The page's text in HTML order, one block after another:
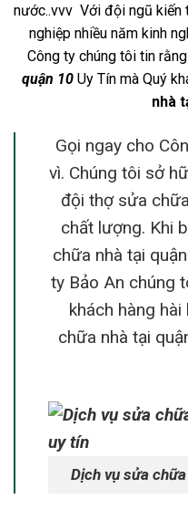
nước..vvv Với đội ngũ kiến
nghiệp nhiều năm kinh
Công ty chúng tôi tin
quận 10Uy Tín mà Quý
nhà
Gọi ngay cho
vì. Chúng tôi sở
đội thợ sửa
chất lượng. Khi
chữa nhà tại
ty Bảo An chúng
khách hàng
chữa nhà tại
Dịch vụ sửa